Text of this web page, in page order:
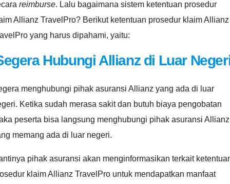
reimburse. Lalu bagaimana sistem ketentuan prosedur
Allianz TravelPro? Berikut ketentuan prosedur klaim Allianz
yang harus dipahami, yaitu:
Hubungi Allianz di Luar
menghubungi pihak asuransi Allianz yang ada di luar
Ketika sudah merasa sakit dan butuh biaya pengobatan
peserta bisa langsung menghubungi pihak asuransi Allianz
memang ada di luar negeri.
pihak asuransi akan menginformasikan terkait
klaim Allianz TravelPro untuk mendapatkan manfaat